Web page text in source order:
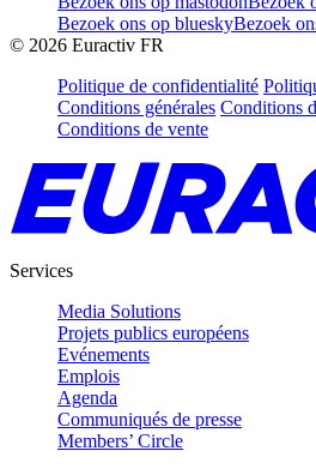
Bezoek ons op blueskyBezoek
© 2026 Euractiv FR
Politique de confidentialité
Conditions générales Conditions
Conditions de vente
Services
Media Solutions
Projets publics européens
Evénements
Emplois
Agenda
Communiqués de presse
Members’ Circle